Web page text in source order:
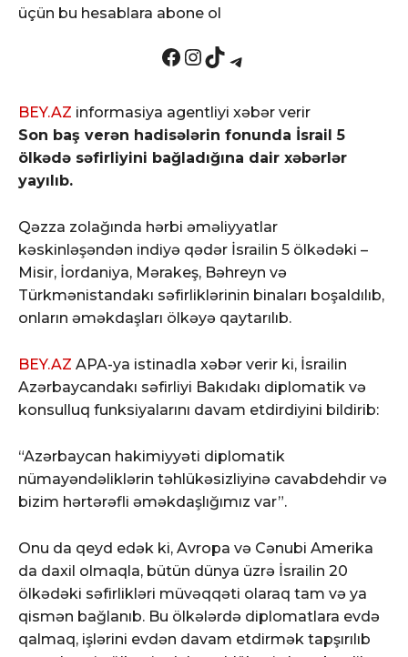
üçün bu hesablara abone ol
Facebook InstagramTikTok Telegram
BEY.AZ informasiya agentliyi xəbər verir
Son baş verən hadisələrin fonunda İsrail 5
ölkədə səfirliyini bağladığına dair xəbərlər
yayılıb.
Qəzza zolağında hərbi əməliyyatlar
kəskinləşəndən indiyə qədər İsrailin 5 ölkədəki –
Misir, İordaniya, Mərakeş, Bəhreyn və
Türkmənistandakı səfirliklərinin binaları boşaldılıb,
onların əməkdaşları ölkəyə qaytarılıb.
BEY.AZ APA-ya istinadla xəbər verir ki, İsrailin
Azərbaycandakı səfirliyi Bakıdakı diplomatik və
konsulluq funksiyalarını davam etdirdiyini bildirib:
“Azərbaycan hakimiyyəti diplomatik
nümayəndəliklərin təhlükəsizliyinə cavabdehdir və
bizim hərtərəfli əməkdaşlığımız var”.
Onu da qeyd edək ki, Avropa və Cənubi Amerika
da daxil olmaqla, bütün dünya üzrə İsrailin 20
ölkədəki səfirlikləri müvəqqəti olaraq tam və ya
qismən bağlanıb. Bu ölkələrdə diplomatlara evdə
qalmaq, işlərini evdən davam etdirmək tapşırılıb